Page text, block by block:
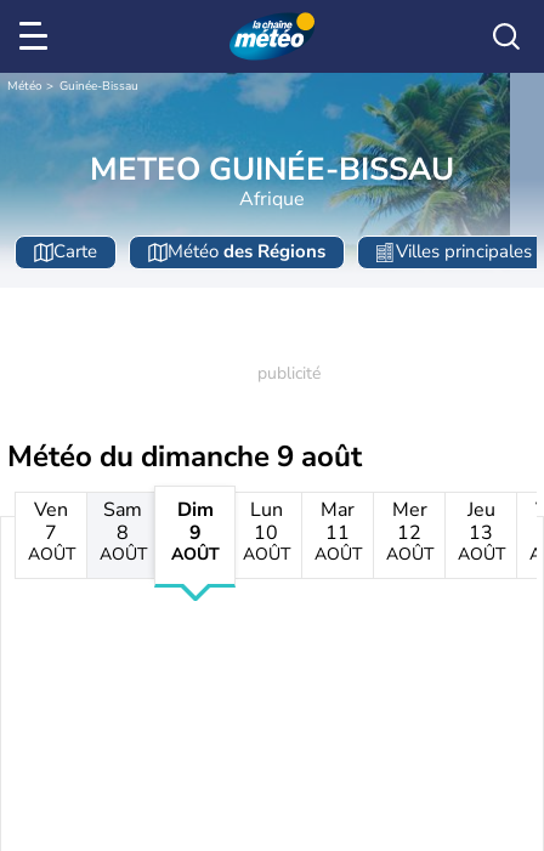
Météo Guinée-Bissau
METEO GUINÉE-BISSAU
Afrique
Carte Météo des Régions Villes principales
Météo du dimanche 9 août
Ven
7
AOÛT
Sam
8
AOÛT
Dim
9
AOÛT
Lun
10
AOÛT
Mar
11
AOÛT
Mer
12
AOÛT
Jeu
13
AOÛT